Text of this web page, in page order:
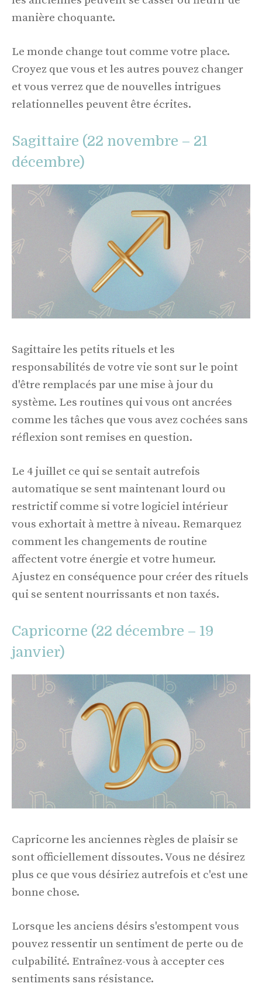
manière choquante.
Le monde change tout comme votre place.
Croyez que vous et les autres pouvez changer
et vous verrez que de nouvelles intrigues
relationnelles peuvent être écrites.
Sagittaire (22 novembre – 21
décembre)
Sagittaire les petits rituels et les
responsabilités de votre vie sont sur le point
d'être remplacés par une mise à jour du
système. Les routines qui vous ont ancrées
comme les tâches que vous avez cochées sans
réflexion sont remises en question.
Le 4 juillet ce qui se sentait autrefois
automatique se sent maintenant lourd ou
restrictif comme si votre logiciel intérieur
vous exhortait à mettre à niveau. Remarquez
comment les changements de routine
affectent votre énergie et votre humeur.
Ajustez en conséquence pour créer des rituels
qui se sentent nourrissants et non taxés.
Capricorne (22 décembre – 19
janvier)
Capricorne les anciennes règles de plaisir se
sont officiellement dissoutes. Vous ne désirez
plus ce que vous désiriez autrefois et c'est une
bonne chose.
Lorsque les anciens désirs s'estompent vous
pouvez ressentir un sentiment de perte ou de
culpabilité. Entraînez-vous à accepter ces
sentiments sans résistance.